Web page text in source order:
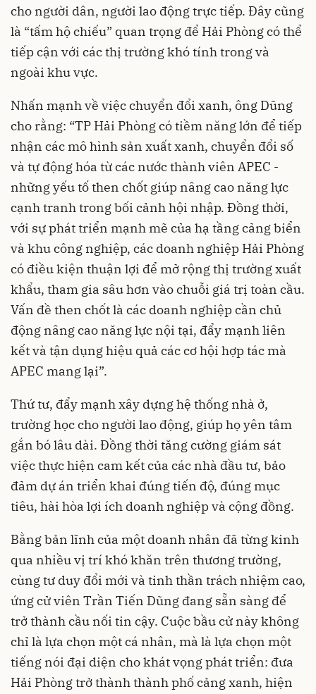
cho người dân, người lao động trực tiếp. Đây cũng
là “tấm hộ chiếu” quan trọng để Hải Phòng có thể
tiếp cận với các thị trường khó tính trong và
ngoài khu vực.
Nhấn mạnh về việc chuyển đổi xanh, ông Dũng
cho rằng: “TP Hải Phòng có tiềm năng lớn để tiếp
nhận các mô hình sản xuất xanh, chuyển đổi số
và tự động hóa từ các nước thành viên APEC -
những yếu tố then chốt giúp nâng cao năng lực
cạnh tranh trong bối cảnh hội nhập. Đồng thời,
với sự phát triển mạnh mẽ của hạ tầng cảng biển
và khu công nghiệp, các doanh nghiệp Hải Phòng
có điều kiện thuận lợi để mở rộng thị trường xuất
khẩu, tham gia sâu hơn vào chuỗi giá trị toàn cầu.
Vấn đề then chốt là các doanh nghiệp cần chủ
động nâng cao năng lực nội tại, đẩy mạnh liên
kết và tận dụng hiệu quả các cơ hội hợp tác mà
APEC mang lại”.
Thứ tư, đẩy mạnh xây dựng hệ thống nhà ở,
trường học cho người lao động, giúp họ yên tâm
gắn bó lâu dài. Đồng thời tăng cường giám sát
việc thực hiện cam kết của các nhà đầu tư, bảo
đảm dự án triển khai đúng tiến độ, đúng mục
tiêu, hài hòa lợi ích doanh nghiệp và cộng đồng.
Bằng bản lĩnh của một doanh nhân đã từng kinh
qua nhiều vị trí khó khăn trên thương trường,
cùng tư duy đổi mới và tinh thần trách nhiệm cao,
ứng cử viên Trần Tiến Dũng đang sẵn sàng để
trở thành cầu nối tin cậy. Cuộc bầu cử này không
chỉ là lựa chọn một cá nhân, mà là lựa chọn một
tiếng nói đại diện cho khát vọng phát triển: đưa
Hải Phòng trở thành thành phố cảng xanh, hiện